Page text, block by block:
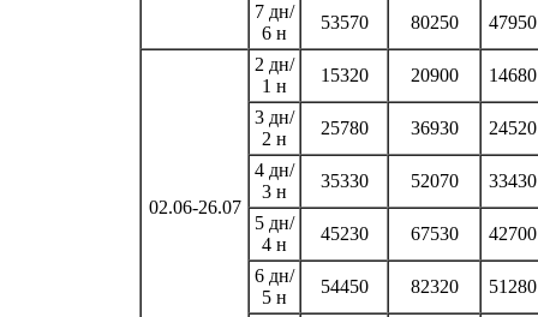
7 дн/
6 н
53570 80250 47950
02.06-26.07
2 дн/
1 н
15320 20900 14680
3 дн/
2 н
25780 36930 24520
4 дн/
3 н
35330 52070 33430
5 дн/
4 н
45230 67530 42700
6 дн/
5 н
54450 82320 51280